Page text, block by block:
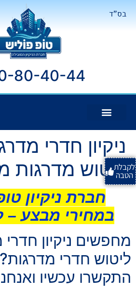
בס"ד
80-40-44
לקבלת
הטבה
ניקיון חדרי
ליטוש מדרגות מ-
חברת ניקיון
במחירי מבצע –
מחפשים ניקיון
ליטוש חדרי
התקשרו עכשיו